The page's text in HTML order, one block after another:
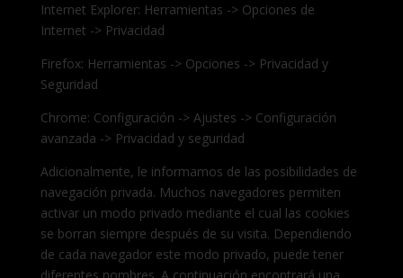
Internet Explorer: Herramientas -> Opciones de
Internet -> Privacidad
Firefox: Herramientas -> Opciones -> Privacidad y
Seguridad
Chrome: Configuración -> Ajustes -> Configuración
avanzada -> Privacidad y seguridad
Adicionalmente, le informamos de las posibilidades de
navegación privada. Muchos navegadores permiten
activar un modo privado mediante el cual las cookies
se borran siempre después de su visita. Dependiendo
de cada navegador este modo privado, puede tener